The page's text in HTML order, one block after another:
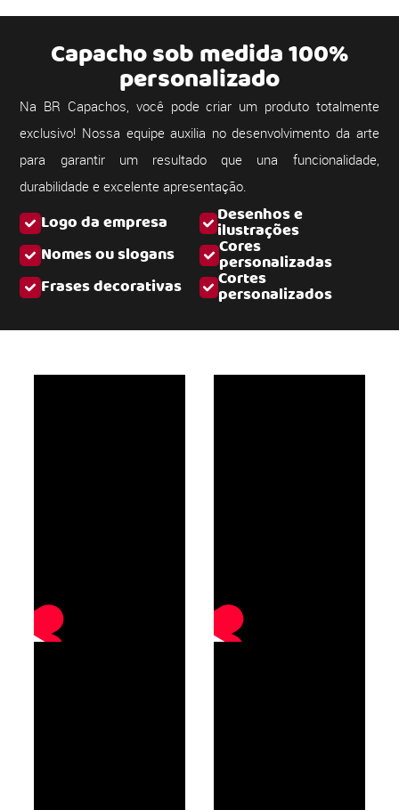
Logo da empresa Desenhos e
ilustrações
Nomes ou slogans
Cores
personalizadas
Frases decorativas
Cortes
personalizados
Capacho sob medida 100%
personalizado
Na BR Capachos, você pode criar um produto totalmente
exclusivo! Nossa equipe auxilia no desenvolvimento da arte
para garantir um resultado que una funcionalidade,
durabilidade e excelente apresentação.